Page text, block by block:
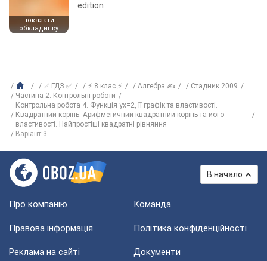
показати
обкладинку
edition
✅ ГДЗ ✅ ⚡ 8 клас ⚡ Алгебра ✍
Стадник 2009
Частина 2. Контрольні роботи
Контрольна робота 4. Функція yx=2, її графік та властивості.
Квадратний корінь. Арифметичний квадратний корінь та його
властивості. Найпростіші квадратні рівняння
Варіант 3
В начало
Про компанію Команда
Правова інформація Політика конфіденційності
Реклама на сайті Документи